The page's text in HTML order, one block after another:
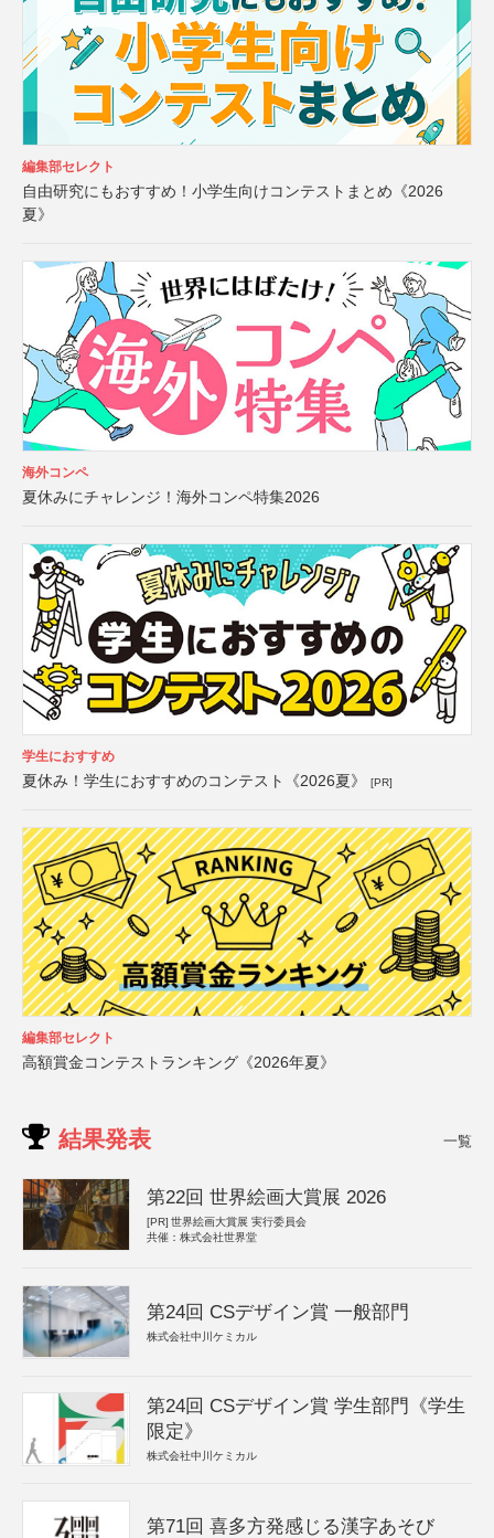
編集部セレクト
自由研究にもおすすめ！小学生向けコンテストまとめ《2026
夏》
海外コンペ
夏休みにチャレンジ！海外コンペ特集2026
学生におすすめ
夏休み！学生におすすめのコンテスト《2026夏》 [PR]
編集部セレクト
高額賞金コンテストランキング《2026年夏》
結果発表 一覧
第22回 世界絵画大賞展 2026
[PR] 世界絵画大賞展 実行委員会
共催：株式会社世界堂
第24回 CSデザイン賞 一般部門
株式会社中川ケミカル
第24回 CSデザイン賞 学生部門《学生
限定》
株式会社中川ケミカル
第71回 喜多方発感じる漢字あそび